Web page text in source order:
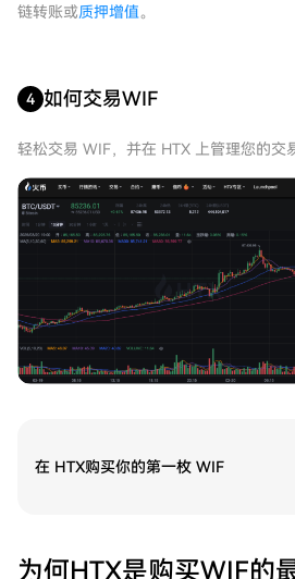
链转账或质押增值。
4 如何交易WIF
轻松交易 WIF，并在 HTX 上管理您的交
在 HTX购买你的第一枚 WIF
为何HTX是购买WIF的